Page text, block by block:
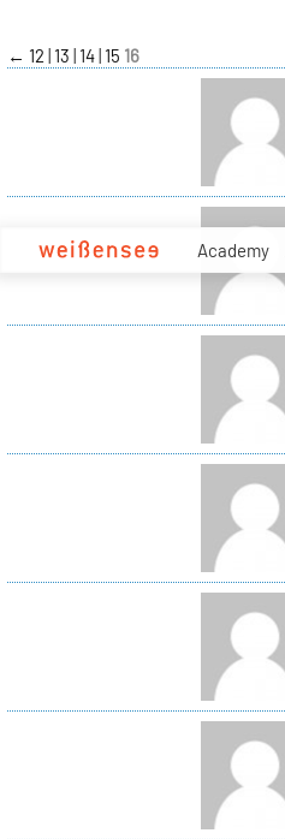
Academy
← 12 13 14 15 16